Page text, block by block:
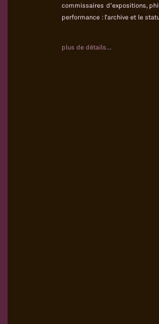
commissaires d’expositions,
performance : l’archive et le
plus de détails...